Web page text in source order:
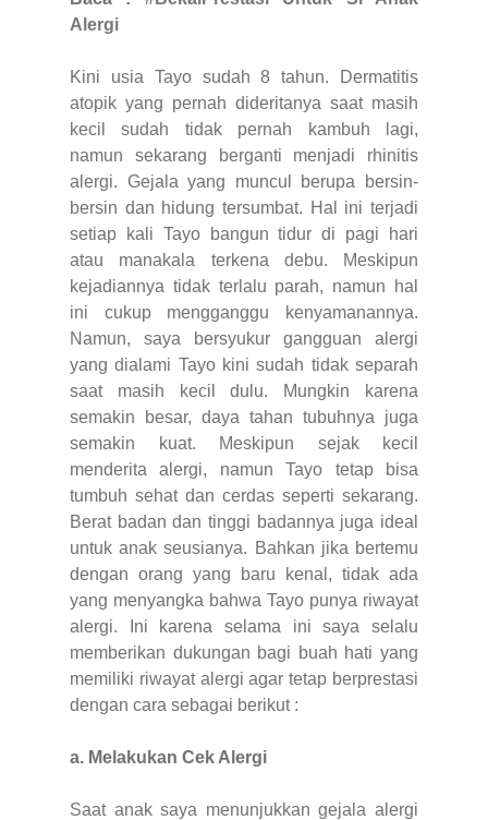
Alergi
Kini usia Tayo sudah 8 tahun. Dermatitis
atopik yang pernah dideritanya saat masih
kecil sudah tidak pernah kambuh lagi,
namun sekarang berganti menjadi rhinitis
alergi. Gejala yang muncul berupa bersin-
bersin dan hidung tersumbat. Hal ini terjadi
setiap kali Tayo bangun tidur di pagi hari
atau manakala terkena debu. Meskipun
kejadiannya tidak terlalu parah, namun hal
ini cukup mengganggu kenyamanannya.
Namun, saya bersyukur gangguan alergi
yang dialami Tayo kini sudah tidak separah
saat masih kecil dulu. Mungkin karena
semakin besar, daya tahan tubuhnya juga
semakin kuat. Meskipun sejak kecil
menderita alergi, namun Tayo tetap bisa
tumbuh sehat dan cerdas seperti sekarang.
Berat badan dan tinggi badannya juga ideal
untuk anak seusianya. Bahkan jika bertemu
dengan orang yang baru kenal, tidak ada
yang menyangka bahwa Tayo punya riwayat
alergi. Ini karena selama ini saya selalu
memberikan dukungan bagi buah hati yang
memiliki riwayat alergi agar tetap berprestasi
dengan cara sebagai berikut :
a. Melakukan Cek Alergi
Saat anak saya menunjukkan gejala alergi